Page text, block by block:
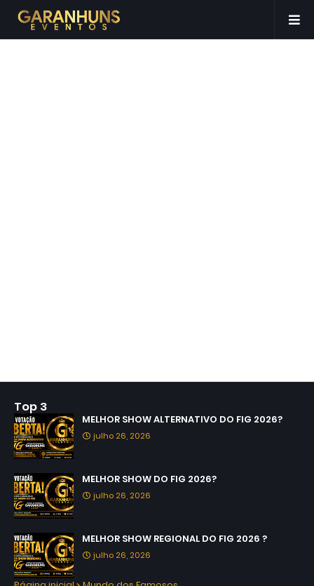
Top 3
MELHOR SHOW ALTERNATIVO DO FIG 2026?
julho 26, 2026
MELHOR SHOW DO FIG 2026?
julho 26, 2026
MELHOR SHOW REGIONAL DO FIG 2026 ?
julho 26, 2026